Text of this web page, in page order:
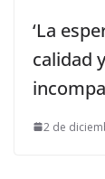
‘La
calidad
2 de